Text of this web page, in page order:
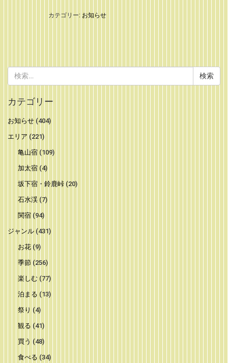
カテゴリー: お知らせ
索:
カテゴリー
お知らせ (404)
エリア (221)
亀山宿(109)
加太宿(4)
坂下宿・鈴鹿峠(20)
石水渓(7)
関宿(94)
ジャンル (431)
お花(9)
季節 (256)
楽しむ (77)
泊まる (13)
祭り (4)
観る (41)
買う (48)
食べる (34)